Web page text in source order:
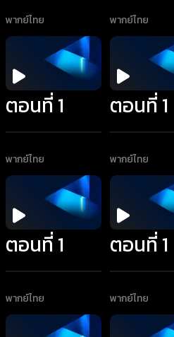
พากย์ไทย พากย์ไทย
ตอนที่ 1
พากย์ไทย
ตอนที่ 1
พากย์ไทย
ตอนที่ 1
พากย์ไทย
ตอนที่ 1
พากย์ไทย